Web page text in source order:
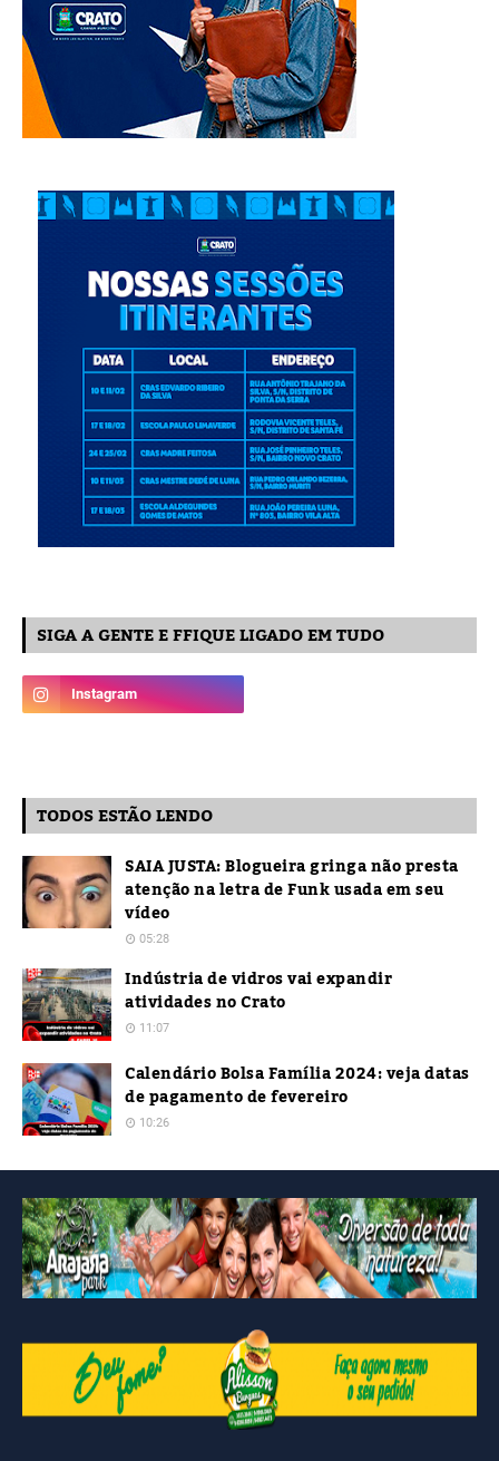
SIGA A GENTE E FFIQUE LIGADO EM TUDO
TODOS ESTÃO LENDO
SAIA JUSTA: Blogueira gringa não presta
atenção na letra de Funk usada em seu
vídeo
05:28
Indústria de vidros vai expandir
atividades no Crato
11:07
Calendário Bolsa Família 2024: veja datas
de pagamento de fevereiro
10:26